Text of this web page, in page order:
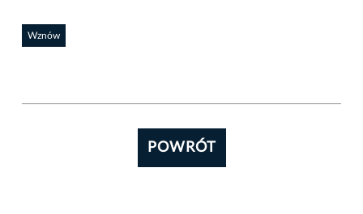
Wznów
POWRÓT